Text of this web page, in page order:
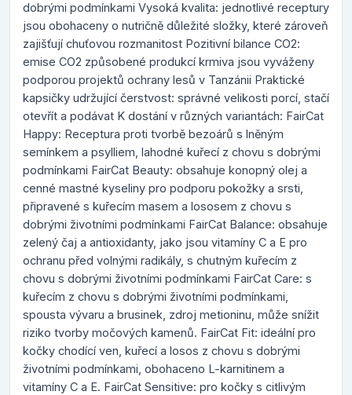
dobrými podmínkami Vysoká kvalita: jednotlivé receptury
jsou obohaceny o nutričně důležité složky, které zároveň
zajišťují chuťovou rozmanitost Pozitivní bilance CO2:
emise CO2 způsobené produkcí krmiva jsou vyváženy
podporou projektů ochrany lesů v Tanzánii Praktické
kapsičky udržující čerstvost: správné velikosti porcí, stačí
otevřít a podávat K dostání v různých variantách: FairCat
Happy: Receptura proti tvorbě bezoárů s lněným
semínkem a psylliem, lahodné kuřecí z chovu s dobrými
podmínkami FairCat Beauty: obsahuje konopný olej a
cenné mastné kyseliny pro podporu pokožky a srsti,
připravené s kuřecím masem a lososem z chovu s
dobrými životními podmínkami FairCat Balance: obsahuje
zelený čaj a antioxidanty, jako jsou vitamíny C a E pro
ochranu před volnými radikály, s chutným kuřecím z
chovu s dobrými životními podmínkami FairCat Care: s
kuřecím z chovu s dobrými životními podmínkami,
spousta vývaru a brusinek, zdroj metioninu, může snížit
riziko tvorby močových kamenů. FairCat Fit: ideální pro
kočky chodící ven, kuřecí a losos z chovu s dobrými
životními podmínkami, obohaceno L-karnitinem a
vitamíny C a E. FairCat Sensitive: pro kočky s citlivým